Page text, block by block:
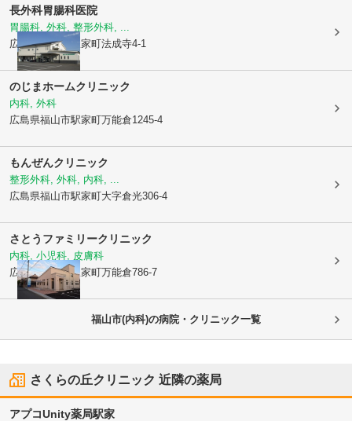
長外科胃腸科医院
胃腸科, 外科, 整形外科, ...
広島県福山市
駅家町法成寺4-1
のじまホームクリニック
内科, 外科
広島県福山市駅家町万能倉1245-4
もんぜんクリニック
整形外科, 外科, 内科, ...
広島県福山市駅家町大字倉光306-4
さとうファミリークリニック
内科, 小児科, 皮膚科
広島県福山市駅家町万能倉786-7
福山市(内科)の病院・クリニック一覧
さくらの丘クリニック 近隣の薬局
アプコUnity薬局駅家